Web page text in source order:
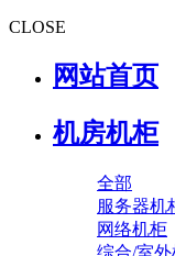
CLOSE
网站首页
机房机柜
全部
服务器机
网络机柜